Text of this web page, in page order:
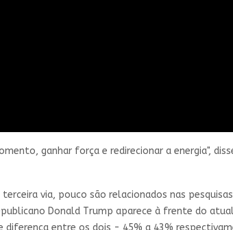
ganhar força e redirecionar a energia",
via, pouco são relacionados nas
Donald Trump aparece à frente do
diferença entre os dois - 45% a 43%